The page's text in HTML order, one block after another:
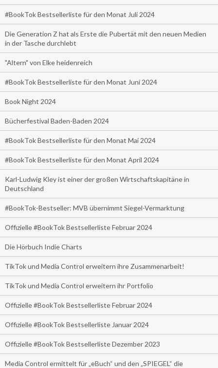
#BookTok Bestsellerliste für den Monat Juli 2024
Die Generation Z hat als Erste die Pubertät mit den neuen Medien
in der Tasche durchlebt
"Altern" von Elke heidenreich
#BookTok Bestsellerliste für den Monat Juni 2024
Book Night 2024
Bücherfestival Baden-Baden 2024
#BookTok Bestsellerliste für den Monat Mai 2024
#BookTok Bestsellerliste für den Monat April 2024
Karl-Ludwig Kley ist einer der großen Wirtschaftskapitäne in
Deutschland
#BookTok-Bestseller: MVB übernimmt Siegel-Vermarktung
Offizielle #BookTok Bestsellerliste Februar 2024
Die Hörbuch Indie Charts
TikTok und Media Control erweitern ihre Zusammenarbeit!
TikTok und Media Control erweitern ihr Portfolio
Offizielle #BookTok Bestsellerliste Februar 2024
Offizielle #BookTok Bestsellerliste Januar 2024
Offizielle #BookTok Bestsellerliste Dezember 2023
Media Control ermittelt für „eBuch“ und den „SPIEGEL“ die